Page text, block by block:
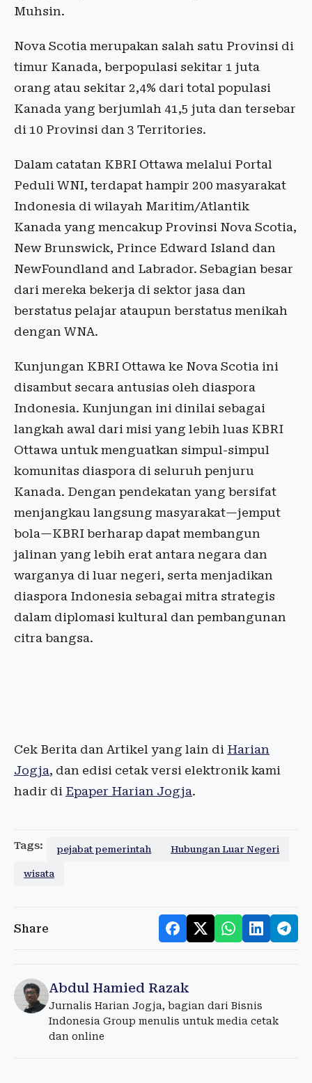
Muhsin.
Nova Scotia merupakan salah satu Provinsi di
timur Kanada, berpopulasi sekitar 1 juta
orang atau sekitar 2,4% dari total populasi
Kanada yang berjumlah 41,5 juta dan tersebar
di 10 Provinsi dan 3 Territories.
Dalam catatan KBRI Ottawa melalui Portal
Peduli WNI, terdapat hampir 200 masyarakat
Indonesia di wilayah Maritim/Atlantik
Kanada yang mencakup Provinsi Nova Scotia,
New Brunswick, Prince Edward Island dan
NewFoundland and Labrador. Sebagian besar
dari mereka bekerja di sektor jasa dan
berstatus pelajar ataupun berstatus menikah
dengan WNA.
Kunjungan KBRI Ottawa ke Nova Scotia ini
disambut secara antusias oleh diaspora
Indonesia. Kunjungan ini dinilai sebagai
langkah awal dari misi yang lebih luas KBRI
Ottawa untuk menguatkan simpul-simpul
komunitas diaspora di seluruh penjuru
Kanada. Dengan pendekatan yang bersifat
menjangkau langsung masyarakat—jemput
bola—KBRI berharap dapat membangun
jalinan yang lebih erat antara negara dan
warganya di luar negeri, serta menjadikan
diaspora Indonesia sebagai mitra strategis
dalam diplomasi kultural dan pembangunan
citra bangsa.
Cek Berita dan Artikel yang lain di Harian
Jogja, dan edisi cetak versi elektronik kami
hadir di Epaper Harian Jogja.
Tags: pejabat pemerintah Hubungan Luar Negeri
wisata
Share
Abdul Hamied Razak
Jurnalis Harian Jogja, bagian dari Bisnis
Indonesia Group menulis untuk media cetak
dan online